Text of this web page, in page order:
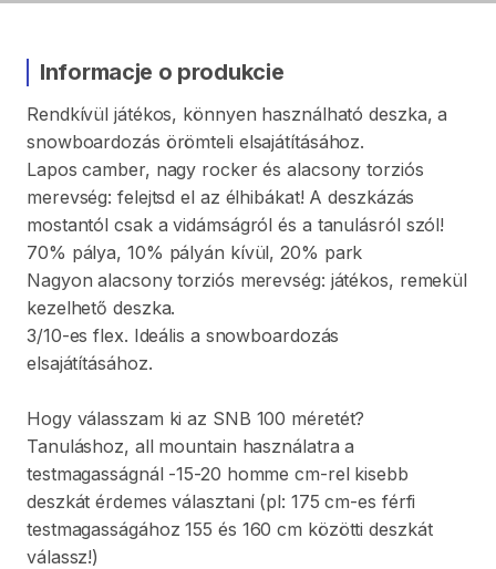
Informacje o produkcie
Rendkívül játékos​,​ könnyen használható deszka​,​ a
snowboardozás örömteli elsajátításához.
Lapos camber​,​ nagy rocker és alacsony torziós
merevség: felejtsd el az élhibákat! A deszkázás
mostantól csak a vidámságról és a tanulásról szól!
70% pálya​,​ 10% pályán kívül​,​ 20% park
Nagyon alacsony torziós merevség: játékos​,​ remekül
kezelhető deszka.
3​/​10-es flex. Ideális a snowboardozás
elsajátításához.
Hogy válasszam ki az SNB 100 méretét?
Tanuláshoz​,​ all mountain használatra a
testmagasságnál -15-20 homme cm-rel kisebb
deszkát érdemes választani (pl: 175 cm-es férfi
testmagasságához 155 és 160 cm közötti deszkát
válassz!)